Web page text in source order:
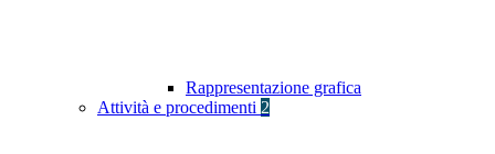
Rappresentazione grafica
Attività e procedimenti 2